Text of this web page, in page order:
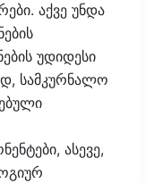
აქვე უნდა
უდიდესი
სამკურნალო
ასევე,